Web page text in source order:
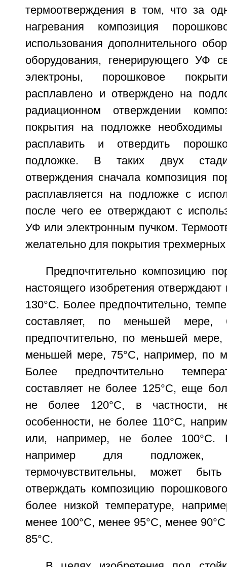
термоотверждения в том, что за
нагревания композиция
использования дополнительного
оборудования, генерирующего УФ
электроны, порошковое
расплавлено и отверждено на
радиационном отверждении
покрытия на подложке
расплавить и отвердить
подложке. В таких двух
отверждения сначала композиция
расплавляется на подложке с
после чего ее отверждают с
УФ или электронным пучком.
желательно для покрытия
Предпочтительно композицию
настоящего изобретения
130°С. Более предпочтительно,
составляет, по меньшей
предпочтительно, по меньшей
меньшей мере, 75°С, например, по
Более предпочтительно
составляет не более 125°С, еще
не более 120°С, в частности,
особенности, не более 110°С,
или, например, не более 100°С.
например для подложек,
термочувствительны, может быть
отверждать композицию
более низкой температуре,
менее 100°С, менее 95°С, менее
85°С.